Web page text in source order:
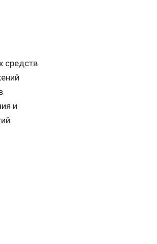
средств
и